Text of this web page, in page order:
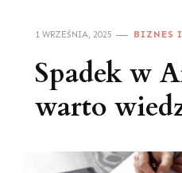
1 WRZEŚNIA, 2025 BIZNES
Spadek w
warto